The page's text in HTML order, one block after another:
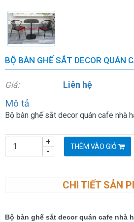
BỘ BÀN GHẾ SẮT DECOR QUÁN
Giá: Liên hệ
Mô tả
Bộ bàn ghế sắt decor quán cafe nhà
-
+ THÊM VÀO GIỎ
CHI TIẾT SẢN
Bộ bàn ghế sắt decor quán cafe nhà